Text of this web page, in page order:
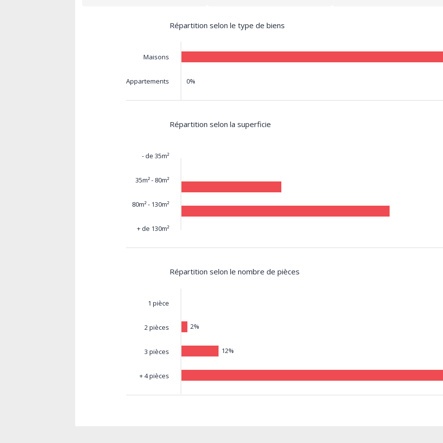
Répartition selon le type de biens
Maisons
Appartements 0%
Répartition selon la superficie
- de 35m²
35m² - 80m²
80m² - 130m²
+ de 130m²
Répartition selon le nombre de pièces
1 pièce
2 pièces
3 pièces
+ 4 pièces
2%
12%